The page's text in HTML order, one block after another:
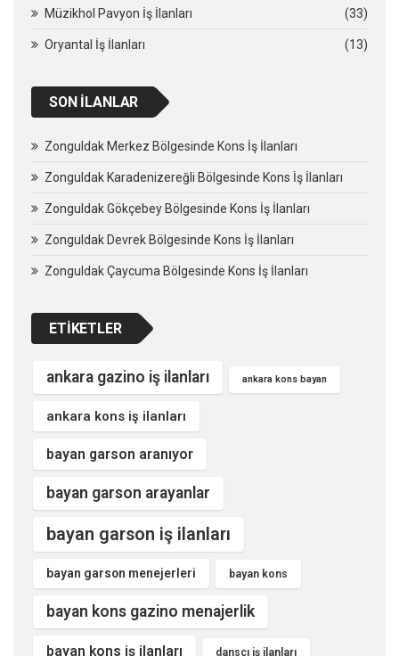
Müzikhol Pavyon İş İlanları (33)
Oryantal İş İlanları (13)
SON İLANLAR
Zonguldak Merkez Bölgesinde Kons İş İlanları
Zonguldak Karadenizereğli Bölgesinde Kons İş İlanları
Zonguldak Gökçebey Bölgesinde Kons İş İlanları
Zonguldak Devrek Bölgesinde Kons İş İlanları
Zonguldak Çaycuma Bölgesinde Kons İş İlanları
ETIKETLER
ankara gazino iş ilanları ankara kons bayan
ankara kons iş ilanları
bayan garson aranıyor
bayan garson arayanlar
bayan garson iş ilanları
bayan garson menejerleri bayan kons
bayan kons gazino menajerlik
bayan kons iş ilanları dansçı iş ilanları